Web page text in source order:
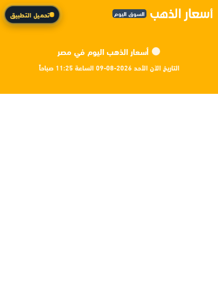
السوق اليوم تحميل التطبيق
أسعار الذهب اليوم في مصر
التاريخ الآن الأحد 2026-08-09 الساعة 11:25 صباحاً